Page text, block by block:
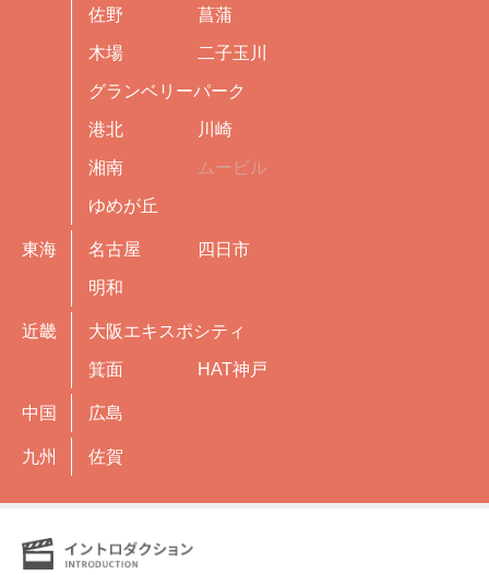
佐野 菖蒲
木場 二子玉川
グランベリーパーク
港北 川崎
湘南 ムービル
ゆめが丘
東海 名古屋 四日市
明和
近畿 大阪エキスポシティ
箕面 HAT神戸
中国 広島
九州 佐賀